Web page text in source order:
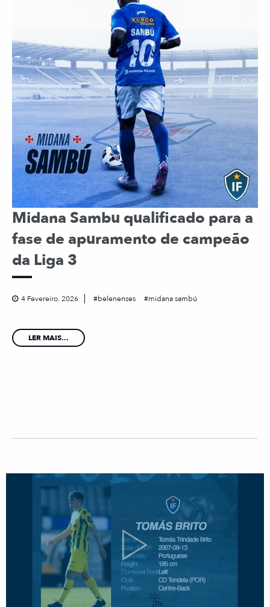
Midana Sambu qualificado para a
fase de apuramento de campeão
da Liga 3
4 Fevereiro, 2026 belenenses midana sambú
LER MAIS...